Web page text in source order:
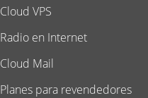
Cloud VPS
Radio en Internet
Cloud Mail
Planes para revendedores